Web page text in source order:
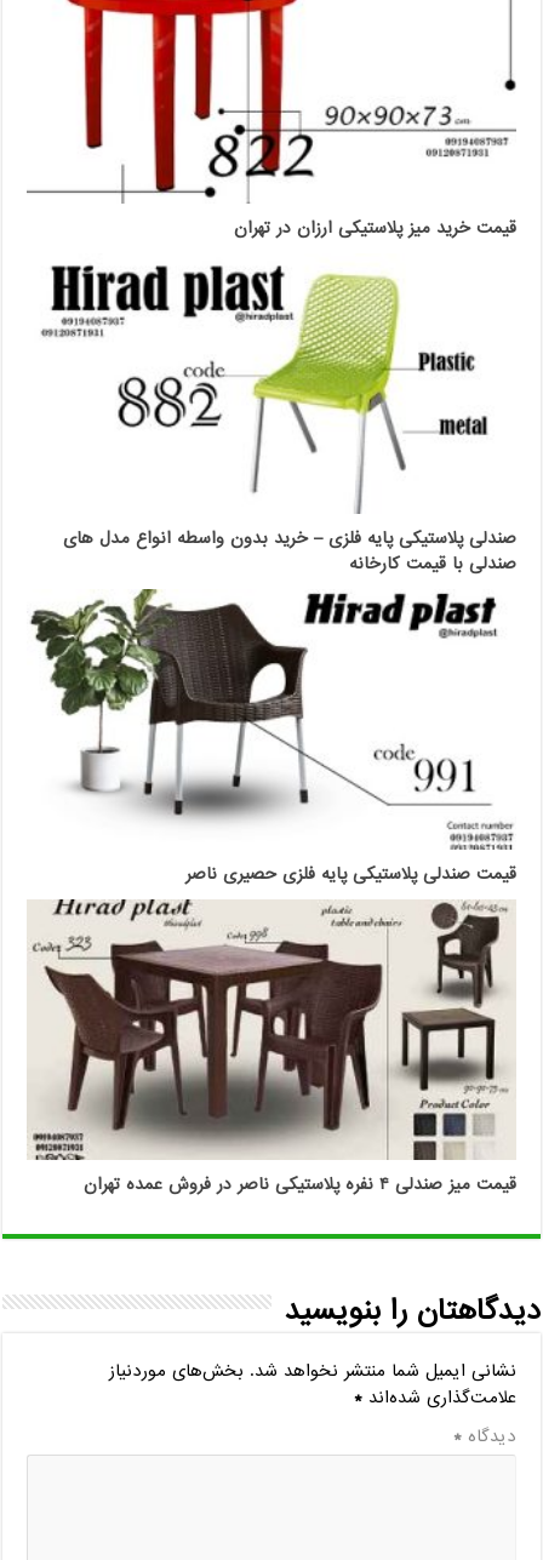
قیمت خرید میز پلاستیکی ارزان در تهران
صندلی پلاستیکی پایه فلزی – خرید بدون واسطه انواع مدل های
صندلی با قیمت کارخانه
قیمت صندلی پلاستیکی پایه فلزی حصیری ناصر
قیمت میز صندلی ۴ نفره پلاستیکی ناصر در فروش عمده تهران
دیدگاهتان را بنویسید
نشانی ایمیل شما منتشر نخواهد شد. بخش‌های موردنیاز
علامت‌گذاری شده‌اند*
دیدگاه*